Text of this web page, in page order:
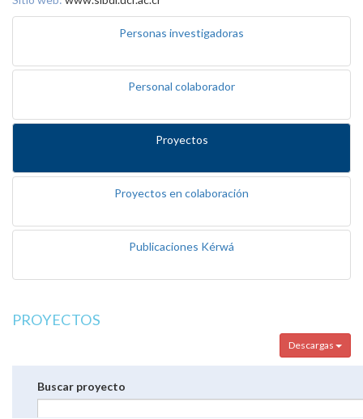
Personas investigadoras
Personal colaborador
Proyectos
Proyectos en colaboración
Publicaciones Kérwá
PROYECTOS
Descargas
Buscar proyecto